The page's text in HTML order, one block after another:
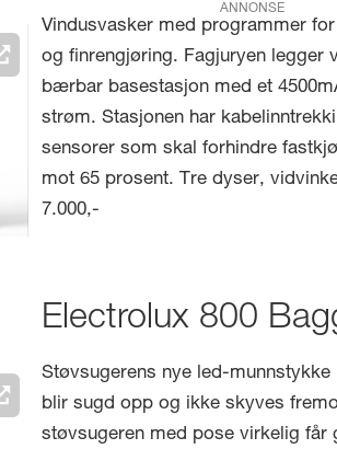
ANNONSE
Vindusvasker med programmer
og finrengjøring. Fagjuryen legger
bærbar basestasjon med et
strøm. Stasjonen har
sensorer som skal forhindre
mot 65 prosent. Tre dyser,
7.000,-
Electrolux 800
Støvsugerens nye led-
blir sugd opp og ikke skyves
støvsugeren med pose virkelig